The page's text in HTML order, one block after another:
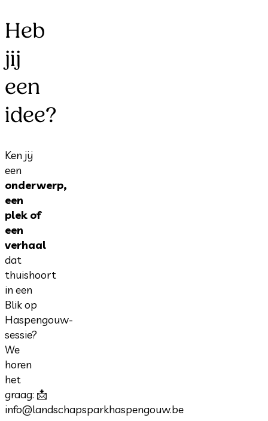
Heb
jij
een
idee?
Ken jij
een
onderwerp,
een
plek of
een
verhaal
dat
thuishoort
in een
Blik op
Haspengouw-
sessie?
We
horen
het
graag: 📩
info@landschapsparkhaspengouw.be